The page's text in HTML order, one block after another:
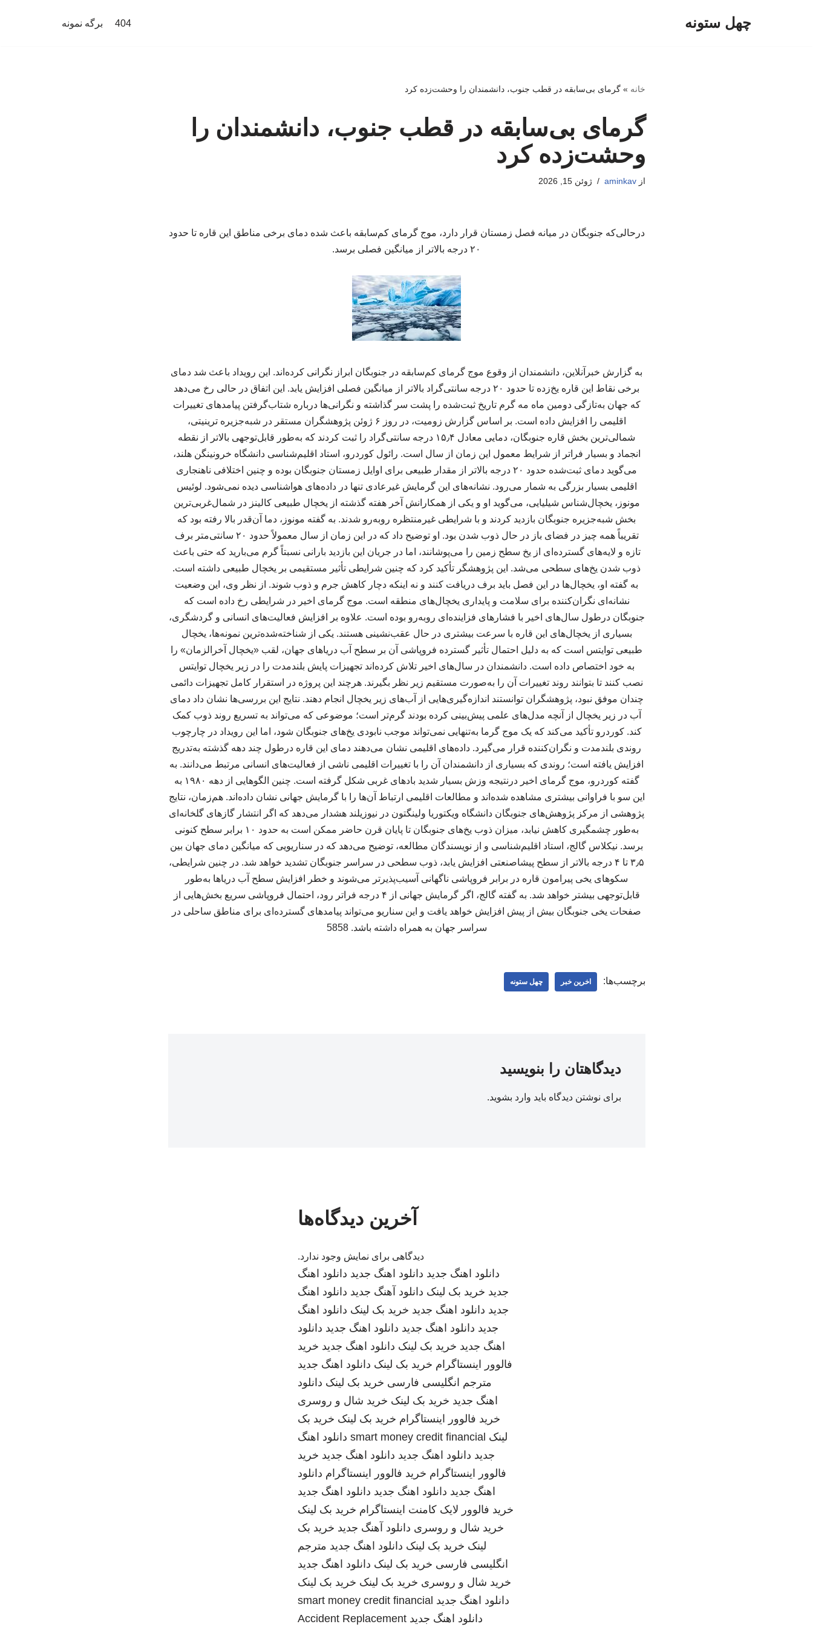
چهل ستونه 404 برگه نمونه
خانه »گرمای بی‌سابقه در قطب جنوب، دانشمندان را وحشت‌زده کرد
گرمای بی‌سابقه در قطب جنوب، دانشمندان را
وحشت‌زده کرد
ازaminkav ژوئن 15, 2026
درحالی‌که جنوبگان در میانه فصل زمستان قرار دارد، موج گرمای کم‌سابقه باعث شده دمای برخی مناطق این قاره تا حدود
۲۰ درجه بالاتر از میانگین فصلی برسد.
به گزارش خبرآنلاین، دانشمندان از وقوع موج گرمای کم‌سابقه در جنوبگان ابراز نگرانی کرده‌اند. این رویداد باعث شد دمای
برخی نقاط این قاره یخ‌زده تا حدود ۲۰ درجه سانتی‌گراد بالاتر از میانگین فصلی افزایش یابد. این اتفاق در حالی رخ می‌دهد
که جهان به‌تازگی دومین ماه مه گرم تاریخ ثبت‌شده را پشت سر گذاشته و نگرانی‌ها درباره شتاب‌گرفتن پیامدهای تغییرات
اقلیمی را افزایش داده است. بر اساس گزارش زومیت، در روز ۶ ژوئن پژوهشگران مستقر در شبه‌جزیره ترینیتی،
شمالی‌ترین بخش قاره جنوبگان، دمایی معادل ۱۵٫۴ درجه سانتی‌گراد را ثبت کردند که به‌طور قابل‌توجهی بالاتر از نقطه
انجماد و بسیار فراتر از شرایط معمول این زمان از سال است. رائول کوردرو، استاد اقلیم‌شناسی دانشگاه خرونینگن هلند،
می‌گوید دمای ثبت‌شده حدود ۲۰ درجه بالاتر از مقدار طبیعی برای اوایل زمستان جنوبگان بوده و چنین اختلافی ناهنجاری
اقلیمی بسیار بزرگی به شمار می‌رود. نشانه‌های این گرمایش غیرعادی تنها در داده‌های هواشناسی دیده نمی‌شود. لوئیس
مونوز، یخچال‌شناس شیلیایی، می‌گوید او و یکی از همکارانش آخر هفته گذشته از یخچال طبیعی کالینز در شمال‌غربی‌ترین
بخش شبه‌جزیره جنوبگان بازدید کردند و با شرایطی غیرمنتظره روبه‌رو شدند. به گفته مونوز، دما آن‌قدر بالا رفته بود که
تقریباً همه چیز در فضای باز در حال ذوب شدن بود. او توضیح داد که در این زمان از سال معمولاً حدود ۲۰ سانتی‌متر برف
تازه و لایه‌های گسترده‌ای از یخ سطح زمین را می‌پوشانند، اما در جریان این بازدید بارانی نسبتاً گرم می‌بارید که حتی باعث
ذوب شدن یخ‌های سطحی می‌شد. این پژوهشگر تأکید کرد که چنین شرایطی تأثیر مستقیمی بر یخچال طبیعی داشته است.
به گفته او، یخچال‌ها در این فصل باید برف دریافت کنند و نه اینکه دچار کاهش جرم و ذوب شوند. از نظر وی، این وضعیت
نشانه‌ای نگران‌کننده برای سلامت و پایداری یخچال‌های منطقه است. موج گرمای اخیر در شرایطی رخ داده است که
جنوبگان درطول سال‌های اخیر با فشارهای فزاینده‌ای روبه‌رو بوده است. علاوه بر افزایش فعالیت‌های انسانی و گردشگری،
بسیاری از یخچال‌های این قاره با سرعت بیشتری در حال عقب‌نشینی هستند. یکی از شناخته‌شده‌ترین نمونه‌ها، یخچال
طبیعی توایتس است که به دلیل احتمال تأثیر گسترده فروپاشی آن بر سطح آب دریاهای جهان، لقب «یخچال آخرالزمان» را
به خود اختصاص داده است. دانشمندان در سال‌های اخیر تلاش کرده‌اند تجهیزات پایش بلندمدت را در زیر یخچال توایتس
نصب کنند تا بتوانند روند تغییرات آن را به‌صورت مستقیم زیر نظر بگیرند. هرچند این پروژه در استقرار کامل تجهیزات دائمی
چندان موفق نبود، پژوهشگران توانستند اندازه‌گیری‌هایی از آب‌های زیر یخچال انجام دهند. نتایج این بررسی‌ها نشان داد دمای
آب در زیر یخچال از آنچه مدل‌های علمی پیش‌بینی کرده بودند گرم‌تر است؛ موضوعی که می‌تواند به تسریع روند ذوب کمک
کند. کوردرو تأکید می‌کند که یک موج گرما به‌تنهایی نمی‌تواند موجب نابودی یخ‌های جنوبگان شود، اما این رویداد در چارچوب
روندی بلندمدت و نگران‌کننده قرار می‌گیرد. داده‌های اقلیمی نشان می‌دهند دمای این قاره درطول چند دهه گذشته به‌تدریج
افزایش یافته است؛ روندی که بسیاری از دانشمندان آن را با تغییرات اقلیمی ناشی از فعالیت‌های انسانی مرتبط می‌دانند. به
گفته کوردرو، موج گرمای اخیر درنتیجه وزش بسیار شدید بادهای غربی شکل گرفته است. چنین الگوهایی از دهه ۱۹۸۰ به
این سو با فراوانی بیشتری مشاهده شده‌اند و مطالعات اقلیمی ارتباط آن‌ها را با گرمایش جهانی نشان داده‌اند. هم‌زمان، نتایج
پژوهشی از مرکز پژوهش‌های جنوبگان دانشگاه ویکتوریا ولینگتون در نیوزیلند هشدار می‌دهد که اگر انتشار گازهای گلخانه‌ای
به‌طور چشمگیری کاهش نیابد، میزان ذوب یخ‌های جنوبگان تا پایان قرن حاضر ممکن است به حدود ۱۰ برابر سطح کنونی
برسد. نیکلاس گالج، استاد اقلیم‌شناسی و از نویسندگان مطالعه، توضیح می‌دهد که در سناریویی که میانگین دمای جهان بین
۳٫۵ تا ۴ درجه بالاتر از سطح پیشاصنعتی افزایش یابد، ذوب سطحی در سراسر جنوبگان تشدید خواهد شد. در چنین شرایطی،
سکوهای یخی پیرامون قاره در برابر فروپاشی ناگهانی آسیب‌پذیرتر می‌شوند و خطر افزایش سطح آب دریاها به‌طور
قابل‌توجهی بیشتر خواهد شد. به گفته گالج، اگر گرمایش جهانی از ۴ درجه فراتر رود، احتمال فروپاشی سریع بخش‌هایی از
صفحات یخی جنوبگان بیش از پیش افزایش خواهد یافت و این سناریو می‌تواند پیامدهای گسترده‌ای برای مناطق ساحلی در
سراسر جهان به همراه داشته باشد. 5858
برچسب‌ها: اخرین خبر چهل ستونه
دیدگاهتان را بنویسید
برای نوشتن دیدگاه باید وارد بشوید.
آخرین دیدگاه‌ها
دیدگاهی برای نمایش وجود ندارد.
دانلود اهنگ جدید دانلود اهنگ جدید دانلود اهنگ
جدید خرید بک لینک دانلود آهنگ جدید دانلود اهنگ
جدید دانلود اهنگ جدید خرید بک لینک دانلود اهنگ
جدید دانلود اهنگ جدید دانلود اهنگ جدید دانلود
اهنگ جدید خرید بک لینک دانلود اهنگ جدید خرید
فالوور اینستاگرام خرید بک لینک دانلود اهنگ جدید
مترجم انگلیسی فارسی خرید بک لینک دانلود
اهنگ جدید خرید بک لینک خرید شال و روسری
خرید فالوور اینستاگرام خرید بک لینک خرید بک
لینک smart money credit financial دانلود اهنگ
جدید دانلود اهنگ جدید دانلود اهنگ جدید خرید
فالوور اینستاگرام خرید فالوور اینستاگرام دانلود
اهنگ جدید دانلود اهنگ جدید دانلود اهنگ جدید
خرید فالوور لایک کامنت اینستاگرام خرید بک لینک
خرید شال و روسری دانلود آهنگ جدید خرید بک
لینک خرید بک لینک دانلود اهنگ جدید مترجم
انگلیسی فارسی خرید بک لینک دانلود اهنگ جدید
خرید شال و روسری خرید بک لینک خرید بک لینک
دانلود اهنگ جدید smart money credit financial
دانلود اهنگ جدید Accident Replacement